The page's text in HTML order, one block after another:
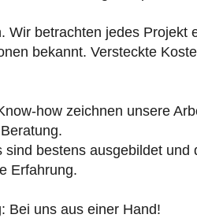
Wir betrachten jedes Projekt
bekannt. Versteckte
how zeichnen unsere
bestens ausgebildet und
Erfahrung.
Bei uns aus einer Hand!